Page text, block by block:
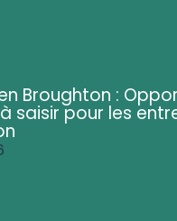
Broughton :
saisir pour les